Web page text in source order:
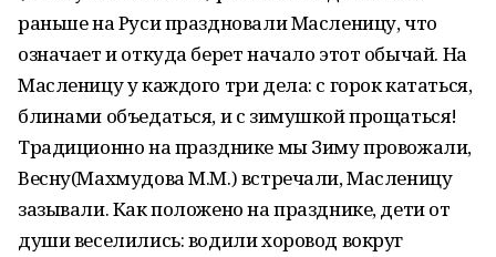
раньше на Руси праздновали Масленицу, что
означает и откуда берет начало этот обычай. На
Масленицу у каждого три дела: с горок кататься,
блинами объедаться, и с зимушкой прощаться!
Традиционно на празднике мы Зиму провожали,
Весну(Махмудова М.М.) встречали, Масленицу
зазывали. Как положено на празднике, дети от
души веселились: водили хоровод вокруг